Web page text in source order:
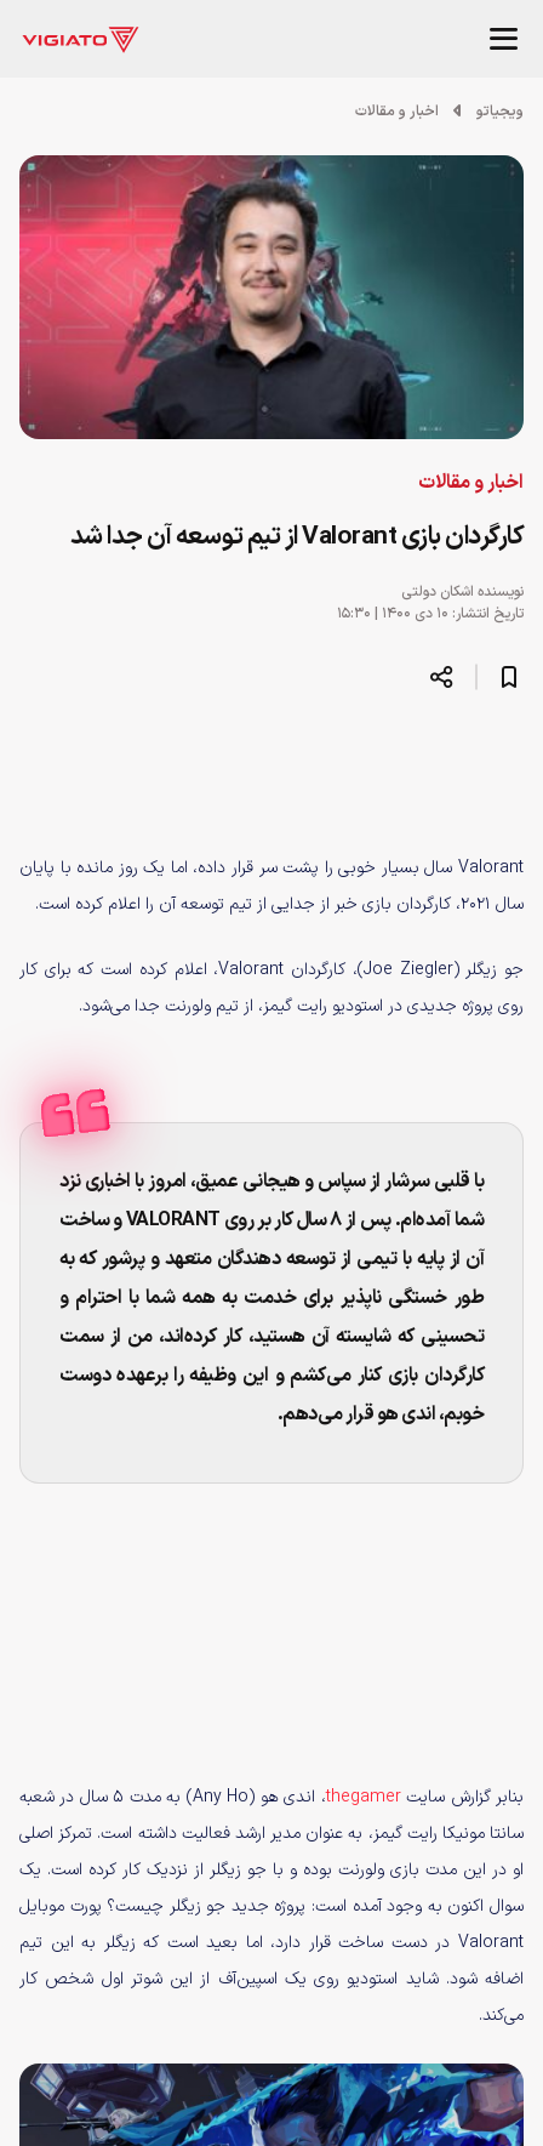
ویجیاتو اخبار و مقالات
اخبار و مقالات
کارگردان بازی Valorant از تیم توسعه آن جدا شد
نویسنده اشکان دولتی
تاریخ انتشار: ۱۰ دی ۱۴۰۰ | ۱۵:۳۰
Valorant سال بسیار خوبی را پشت سر قرار داده، اما یک روز مانده با پایان
سال ۲۰۲۱، کارگردان بازی خبر از جدایی از تیم توسعه آن را اعلام کرده است.
جو زیگلر (Joe Ziegler)، کارگردان Valorant، اعلام کرده است که برای کار
روی پروژه جدیدی در استودیو رایت گیمز، از تیم ولورنت جدا می‌شود.
با قلبی سرشار از سپاس و هیجانی عمیق، امروز با اخباری نزد
شما آمده‌ام. پس از ۸ سال کار بر روی VALORANT و ساخت
آن از پایه با تیمی از توسعه دهندگان متعهد و پرشور که به
طور خستگی ناپذیر برای خدمت به همه شما با احترام و
تحسینی که شایسته آن هستید، کار کرده‌اند، من از سمت
کارگردان بازی کنار می‌کشم و این وظیفه را برعهده دوست
خوبم، اندی هو قرار می‌دهم.
بنابر گزارش سایتthegamer
، اندی هو (Any Ho) به مدت ۵ سال در شعبه
سانتا مونیکا رایت گیمز، به عنوان مدیر ارشد فعالیت داشته است. تمرکز اصلی
او در این مدت بازی ولورنت بوده و با جو زیگلر از نزدیک کار کرده است. یک
سوال اکنون به وجود آمده است: پروژه جدید جو زیگلر چیست؟ پورت موبایل
Valorant در دست ساخت قرار دارد، اما بعید است که زیگلر به این تیم
اضافه شود. شاید استودیو روی یک اسپین‌آف از این شوتر اول شخص کار
می‌کند.